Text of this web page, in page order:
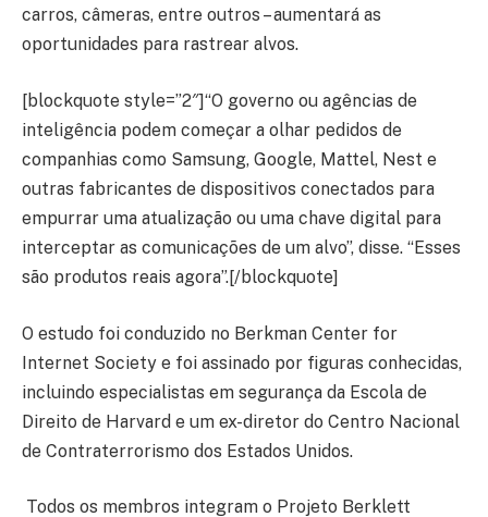
carros, câmeras, entre outros – aumentará as
oportunidades para rastrear alvos.
[blockquote style=”2″]“O governo ou agências de
inteligência podem começar a olhar pedidos de
companhias como Samsung, Google, Mattel, Nest e
outras fabricantes de dispositivos conectados para
empurrar uma atualização ou uma chave digital para
interceptar as comunicações de um alvo”, disse. “Esses
são produtos reais agora”.[/blockquote]
O estudo foi conduzido no Berkman Center for
Internet Society e foi assinado por figuras conhecidas,
incluindo especialistas em segurança da Escola de
Direito de Harvard e um ex-diretor do Centro Nacional
de Contraterrorismo dos Estados Unidos.
Todos os membros integram o Projeto Berklett